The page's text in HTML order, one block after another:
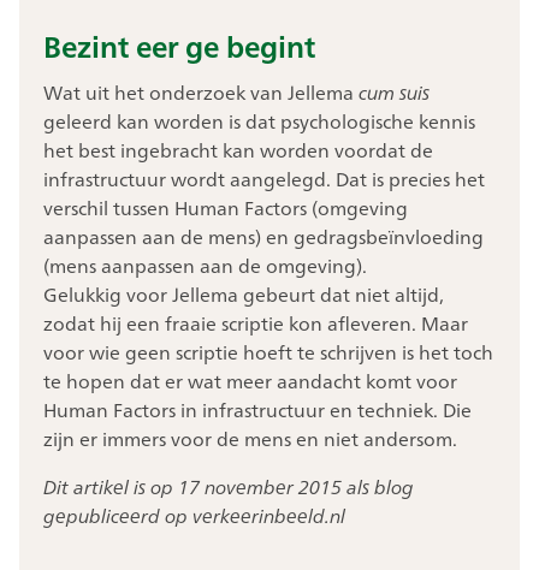
Bezint eer ge begint
Wat uit het onderzoek van Jellemacum suis
geleerd kan worden is dat psychologische kennis
het best ingebracht kan worden voordat de
infrastructuur wordt aangelegd. Dat is precies het
verschil tussen Human Factors (omgeving
aanpassen aan de mens) en gedragsbeïnvloeding
(mens aanpassen aan de omgeving).
Gelukkig voor Jellema gebeurt dat niet altijd,
zodat hij een fraaie scriptie kon afleveren. Maar
voor wie geen scriptie hoeft te schrijven is het toch
te hopen dat er wat meer aandacht komt voor
Human Factors in infrastructuur en techniek. Die
zijn er immers voor de mens en niet andersom.
Dit artikel is op 17 november 2015 als blog
gepubliceerd op verkeerinbeeld.nl